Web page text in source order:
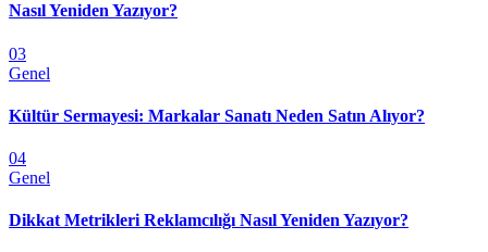
Nasıl Yeniden Yazıyor?
03
Genel
Kültür Sermayesi: Markalar Sanatı Neden Satın Alıyor?
04
Genel
Dikkat Metrikleri Reklamcılığı Nasıl Yeniden Yazıyor?